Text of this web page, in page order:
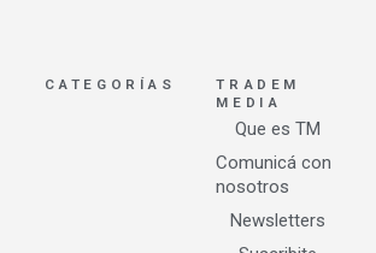
CATEGORÍAS
TRADEM
MEDIA
Que es TM
Comunicá con
nosotros
Newsletters